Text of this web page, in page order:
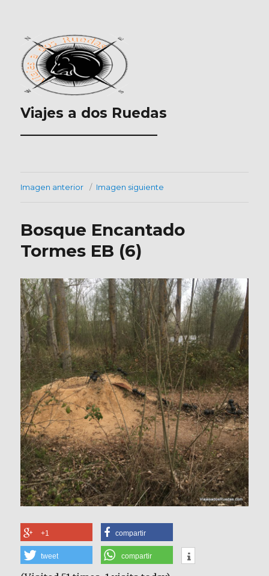
Viajes a dos Ruedas
___________________
Imagen anterior Imagen siguiente
Bosque Encantado
Tormes EB (6)
+1 compartir
tweet compartir